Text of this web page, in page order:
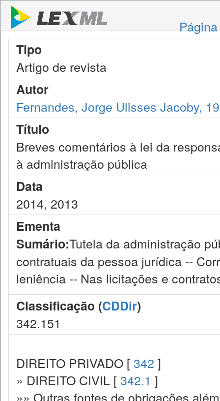
Tipo
Artigo de revista
Autor
Fernandes, Jorge Ulisses Jacoby,
Título
Breves comentários à lei da
à administração pública
Data
2014, 2013
Ementa
Sumário:Tutela da administração
contratuais da pessoa jurídica --
leniência -- Nas licitações e
Classificação (CDDir)
342.151
DIREITO PRIVADO [ 342 ]
» DIREITO CIVIL [ 342.1 ]
»» Outras fontes de obrigações